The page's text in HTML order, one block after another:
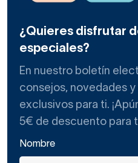
¿Quieres disfrutar
especiales?
En nuestro boletín
consejos, novedades
exclusivos para ti.
5€ de descuento para
Nombre